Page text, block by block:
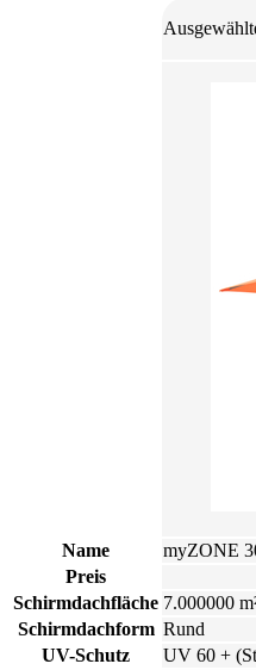
Befestigungsvarianten: a)
einbetonieren) b) Montage
Name
myZONE
Preis
Schirmdachfläche 7.000000
Schirmdachform Rund
UV-Schutz
UV 60 +